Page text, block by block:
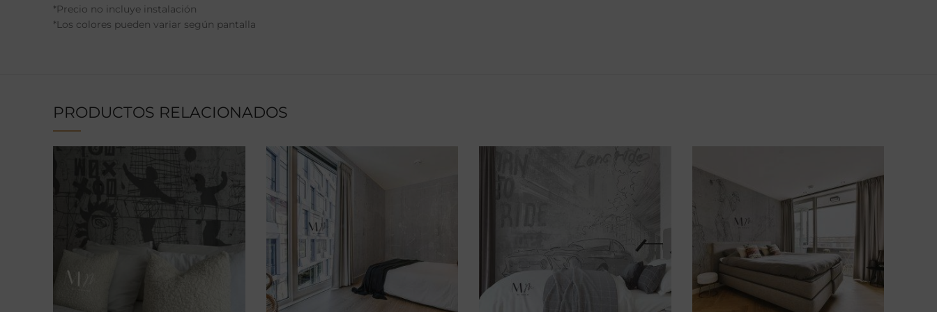
*Precio no incluye instalación
*Los colores pueden variar según pantalla
PRODUCTOS RELACIONADOS